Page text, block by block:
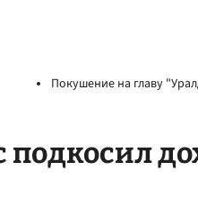
Покушение на главу
подкосил